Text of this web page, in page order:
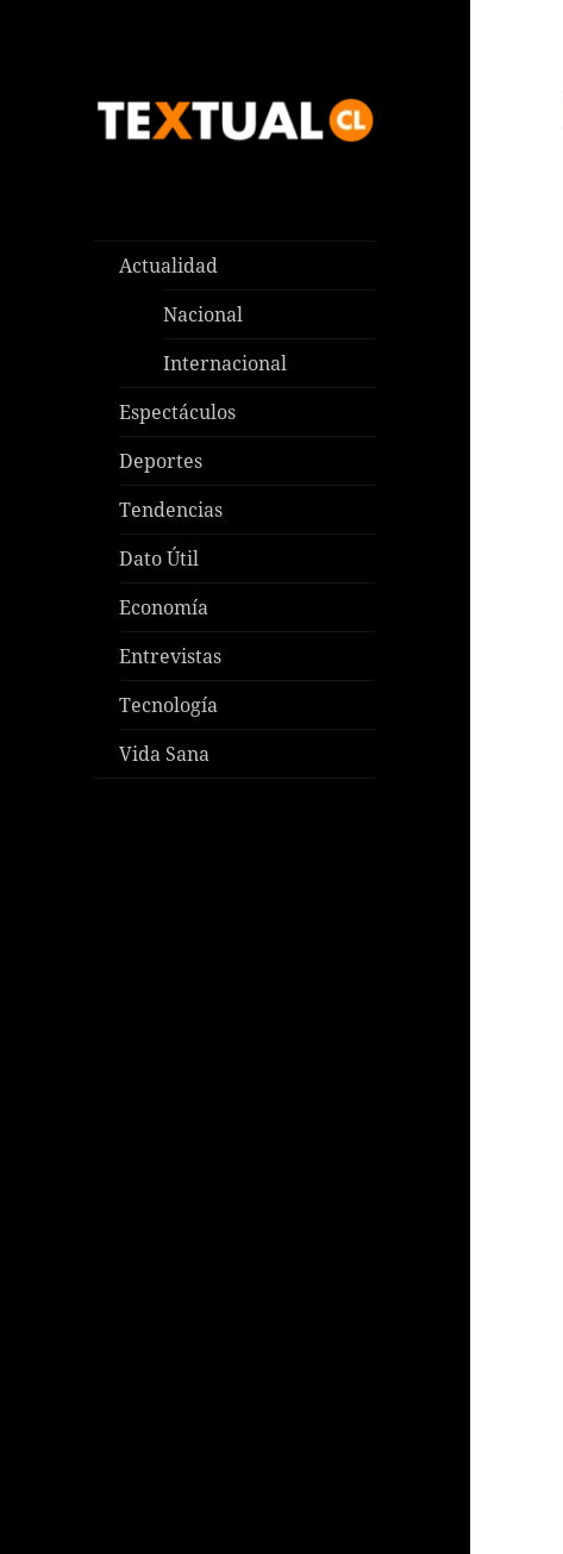
Actualidad
Nacional
Internacional
Espectáculos
Deportes
Tendencias
Dato Útil
Economía
Entrevistas
Tecnología
Vida Sana